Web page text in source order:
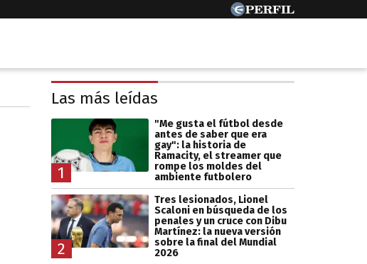
Las más leídas
1
"Me gusta el fútbol desde
antes de saber que era
gay": la historia de
Ramacity, el streamer que
rompe los moldes del
ambiente futbolero
2
Tres lesionados, Lionel
Scaloni en búsqueda de los
penales y un cruce con Dibu
Martínez: la nueva versión
sobre la final del Mundial
2026